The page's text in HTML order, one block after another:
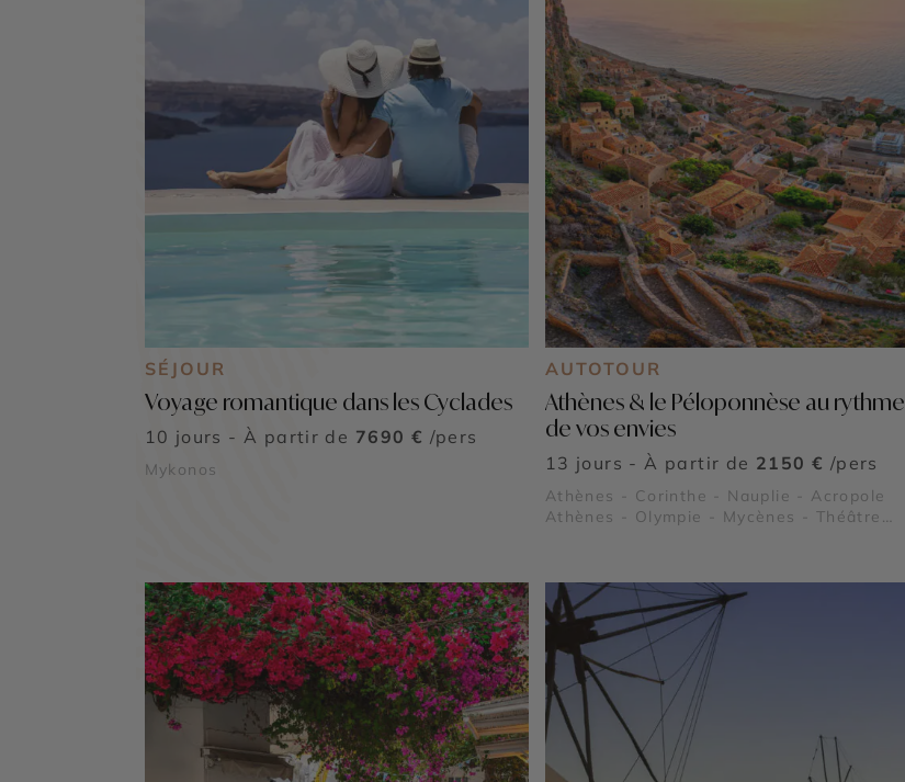
SÉJOUR
Voyage romantique dans les Cyclades
10 jours - À partir de 7690 € /pers
Mykonos
AUTOTOUR
Athènes & le Péloponnèse au rythme
de vos envies
13 jours - À partir de 2150 € /pers
Athènes - Corinthe - Nauplie - Acropole
Athènes - Olympie - Mycènes - Théâtre